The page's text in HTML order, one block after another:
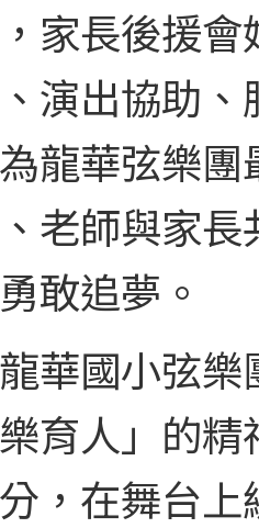
家長後援
演出協助
龍華弦樂
老師與家
敢追夢。
華國小弦
育人」的
，在舞台